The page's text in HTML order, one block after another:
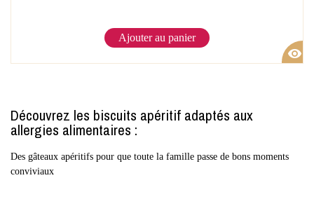
Ajouter au panier
visibility
Découvrez les biscuits apéritif adaptés aux
allergies alimentaires :
Des gâteaux apéritifs pour que toute la famille passe de bons moments
conviviaux